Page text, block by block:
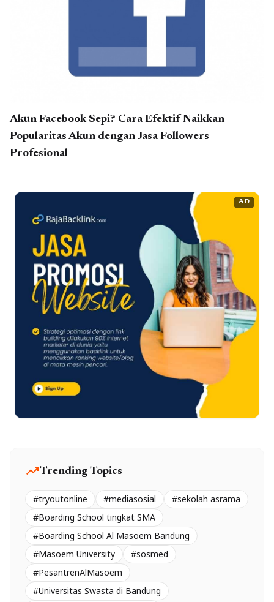
Akun Facebook Sepi? Cara Efektif Naikkan
Popularitas Akun dengan Jasa Followers
Profesional
AD
trending_upTrending Topics
#tryoutonline #mediasosial
#sekolah asrama
#Boarding School tingkat SMA
#Boarding School Al Masoem Bandung
#Masoem University
#sosmed
#PesantrenAlMasoem
#Universitas Swasta di Bandung